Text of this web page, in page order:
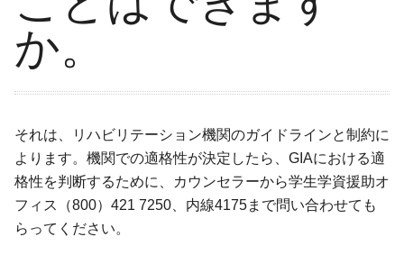
か。
それは、リハビリテーション機関のガイドラインと制約に
よります。機関での適格性が決定したら、GIAにおける適
格性を判断するために、カウンセラーから学生学資援助オ
フィス（800）421 7250、内線4175まで問い合わせても
らってください。